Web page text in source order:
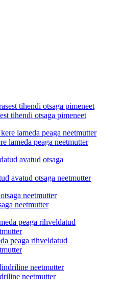
tihendi otsaga pimeneet
lameda peaga neetmutter
avatud otsaga neetmutter
neetmutter
peaga rihveldatud
neetmutter